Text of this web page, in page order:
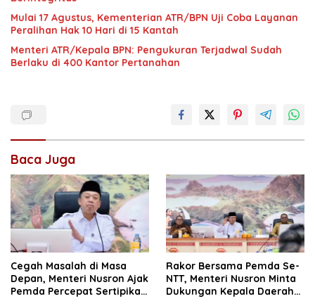
Mulai 17 Agustus, Kementerian ATR/BPN Uji Coba Layanan
Peralihan Hak 10 Hari di 15 Kantah
Menteri ATR/Kepala BPN: Pengukuran Terjadwal Sudah
Berlaku di 400 Kantor Pertanahan
Baca Juga
Cegah Masalah di Masa
Depan, Menteri Nusron Ajak
Pemda Percepat Sertipikasi
Rakor Bersama Pemda Se-
NTT, Menteri Nusron Minta
Dukungan Kepala Daerah